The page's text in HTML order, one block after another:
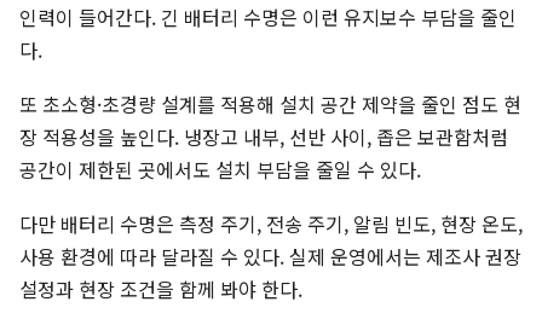
인력이 들어간다. 긴 배터리 수명은 이런 유지보수 부담을 줄인
다.
또 초소형·초경량 설계를 적용해 설치 공간 제약을 줄인 점도 현
장 적용성을 높인다. 냉장고 내부, 선반 사이, 좁은 보관함처럼
공간이 제한된 곳에서도 설치 부담을 줄일 수 있다.
다만 배터리 수명은 측정 주기, 전송 주기, 알림 빈도, 현장 온도,
사용 환경에 따라 달라질 수 있다. 실제 운영에서는 제조사 권장
설정과 현장 조건을 함께 봐야 한다.